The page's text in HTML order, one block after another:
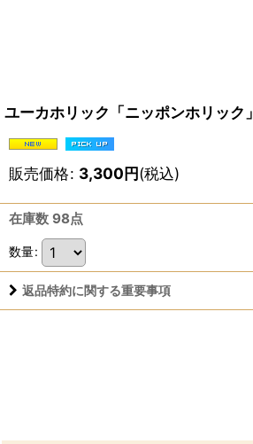
ユーカホリック「ニッポンホリック」
販売価格: 3,300円(税込)
在庫数 98点
数量:
返品特約に関する重要事項